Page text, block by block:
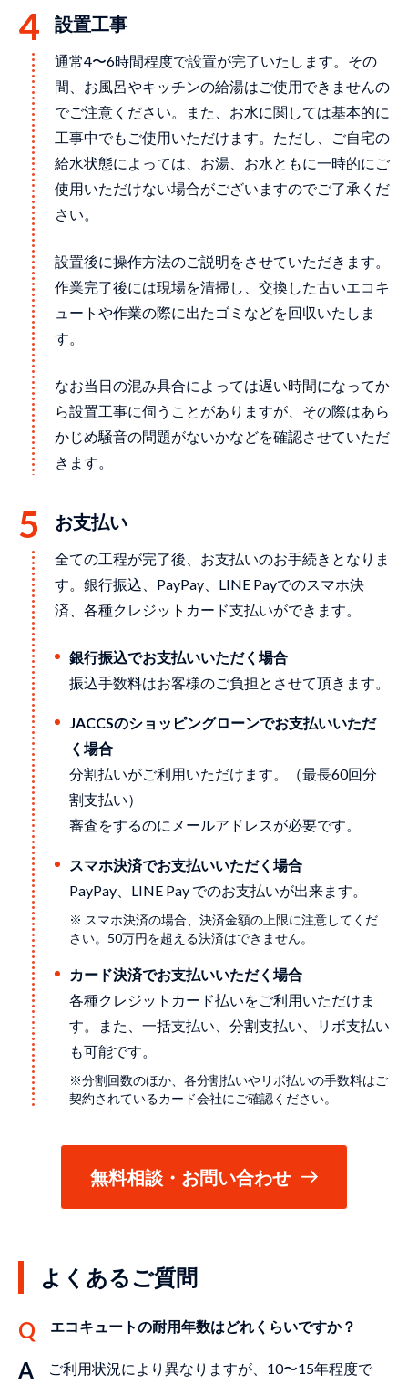
設置⼯事
通常4〜6時間程度で設置が完了いたします。その
間、お⾵呂やキッチンの給湯はご使⽤できませんの
でご注意ください。また、お水に関しては基本的に
工事中でもご使用いただけます。ただし、ご自宅の
給水状態によっては、お湯、お水ともに一時的にご
使用いただけない場合がございますのでご了承くだ
さい。
設置後に操作方法のご説明をさせていただきます。
作業完了後には現場を清掃し、交換した古いエコキ
ュートや作業の際に出たゴミなどを回収いたしま
す。
なお当日の混み具合によっては遅い時間になってか
ら設置工事に伺うことがありますが、その際はあら
かじめ騒音の問題がないかなどを確認させていただ
きます。
お支払い
全ての⼯程が完了後、お⽀払いのお⼿続きとなりま
す。銀⾏振込、PayPay、LINE Payでのスマホ決
済、各種クレジットカード⽀払いができます。
銀行振込でお支払いいただく場合
振込手数料はお客様のご負担とさせて頂きます。
JACCSのショッピングローンでお支払いいただ
く場合
分割払いがご利用いただけます。（最長60回分
割支払い）
審査をするのにメールアドレスが必要です。
スマホ決済でお支払いいただく場合
PayPay、LINE Pay でのお支払いが出来ます。
※ スマホ決済の場合、決済金額の上限に注意してくだ
さい。50万円を超える決済はできません。
カード決済でお支払いいただく場合
各種クレジットカード払いをご利用いただけま
す。また、一括支払い、分割支払い、リボ支払い
も可能です。
※分割回数のほか、各分割払いやリボ払いの手数料はご
契約されているカード会社にご確認ください。
無料相談・お問い合わせ
よくあるご質問
エコキュートの耐⽤年数はどれくらいですか？
ご利⽤状況により異なりますが、10〜15年程度で